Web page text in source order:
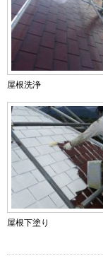
屋根洗浄
屋根下塗り